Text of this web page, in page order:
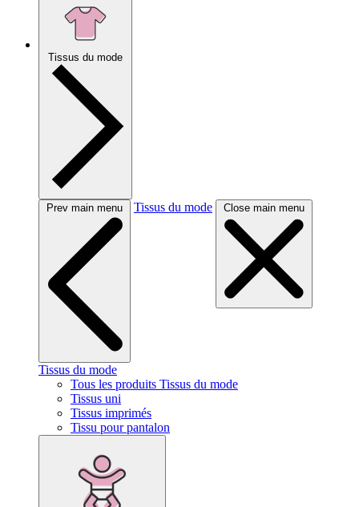
Tissus du mode
Prev main menu Tissus du mode Close main menu
Tissus du mode
Tous les produits Tissus du mode
Tissus uni
Tissus imprimés
Tissu pour pantalon